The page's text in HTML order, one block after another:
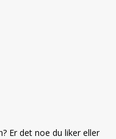
Er det noe du liker eller